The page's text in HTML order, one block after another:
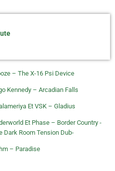
– The X-16 Psi Device
Kennedy – Arcadian Falls
Et VSK – Gladius
Et Phase – Border Country -
Dark Room Tension Dub-
– Paradise